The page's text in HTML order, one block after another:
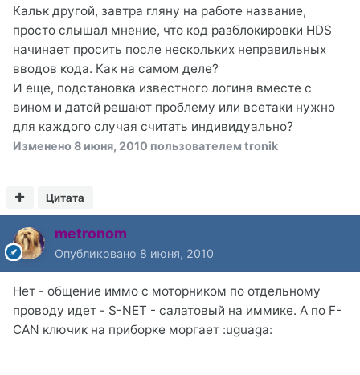
Кальк другой, завтра гляну на работе название,
просто слышал мнение, что код разблокировки HDS
начинает просить после нескольких неправильных
вводов кода. Как на самом деле?
И еще, подстановка известного логина вместе с
вином и датой решают проблему или всетаки нужно
для каждого случая считать индивидуально?
Изменено 8 июня, 2010 пользователем tronik
Цитата
metronom
Опубликовано 8 июня, 2010
Нет - общение иммо с моторником по отдельному
проводу идет - S-NET - салатовый на иммике. А по F-
CAN ключик на приборке моргает :uguaga: